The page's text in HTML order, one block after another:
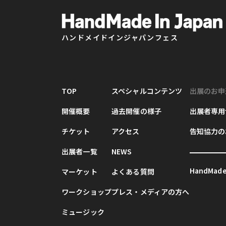
ハンドメイドインジャパンフェス
TOP
開催概要
チケット
出展者一覧
マーケット
ワークショップ
ミュージック
スペシャルコンテンツ
過去開催の様子
アクセス
NEWS
よくある質問
プレス・メディアの方へ
出展のお
出展者専
告知協力